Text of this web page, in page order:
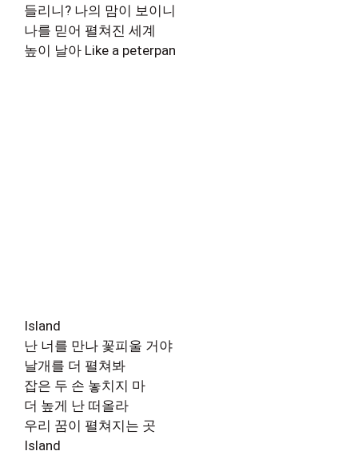
들리니? 나의 맘이 보이니
나를 믿어 펼쳐진 세계
높이 날아 Like a peterpan
Island
난 너를 만나 꽃피울 거야
날개를 더 펼쳐봐
잡은 두 손 놓치지 마
더 높게 난 떠올라
우리 꿈이 펼쳐지는 곳
Island